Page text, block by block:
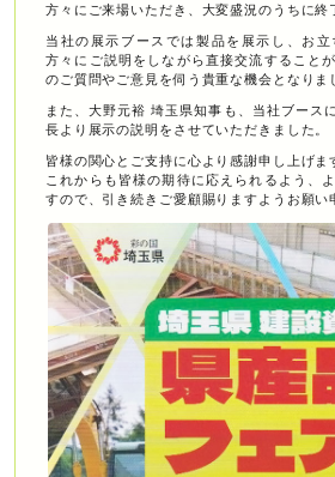
方々にご来場いただき、大変盛況のうちに終
当社の展示ブースでは製品を展示し、お
方々にご説明をしながら直接交流すること
のご質問やご意見を伺う貴重な機会となりま
また、大野元裕 埼玉県知事も、当社ブース
長より展示の説明をさせていただきました。
皆様の関心とご支持に心より感謝申し上げま
これからも皆様の期待に応えられるよう、
すので、引き続きご愛顧賜りますようお願い